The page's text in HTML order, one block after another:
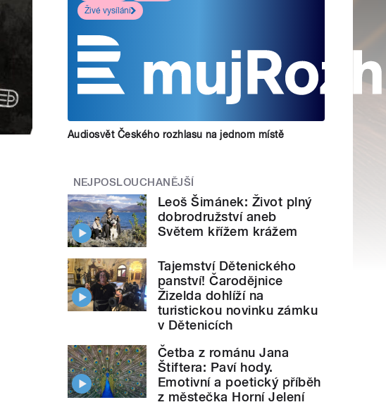
Živé vysílání
Audiosvět Českého rozhlasu na jednom místě
NEJPOSLOUCHANĚJŠÍ
Leoš Šimánek: Život plný
dobrodružství aneb
Světem křížem krážem
Tajemství Dětenického
panství! Čarodějnice
Žizelda dohlíží na
turistickou novinku zámku
v Dětenicích
Četba z románu Jana
Štiftera: Paví hody.
Emotivní a poetický příběh
z městečka Horní Jelení